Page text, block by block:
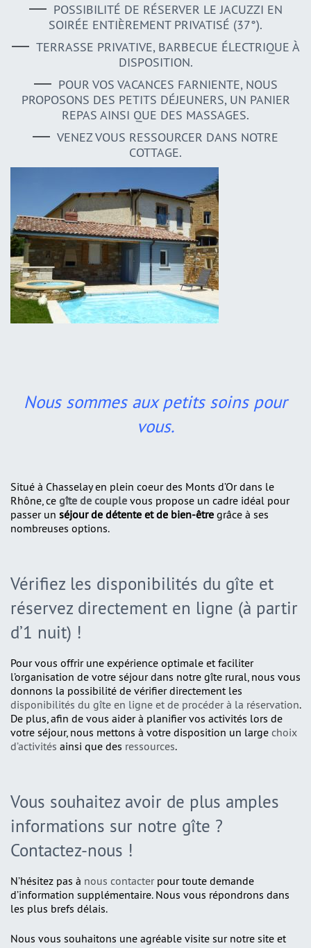
POSSIBILITÉ DE RÉSERVER LE JACUZZI EN
SOIRÉE ENTIÈREMENT PRIVATISÉ (37°).
TERRASSE PRIVATIVE, BARBECUE ÉLECTRIQUE À
DISPOSITION.
POUR VOS VACANCES FARNIENTE, NOUS
PROPOSONS DES PETITS DÉJEUNERS, UN PANIER
REPAS AINSI QUE DES MASSAGES.
VENEZ VOUS RESSOURCER DANS NOTRE
COTTAGE.
Nous sommes aux petits soins pour
vous.
Situé à Chasselay en plein coeur des Monts d’Or dans le
Rhône, ce gîte de couple vous propose un cadre idéal pour
passer un séjour de détente et de bien-être grâce à ses
nombreuses options.
Vérifiez les disponibilités du gîte et
réservez directement en ligne (à partir
d’1 nuit) !
Pour vous offrir une expérience optimale et faciliter
l’organisation de votre séjour dans notre gîte rural, nous vous
donnons la possibilité de vérifier directement les
disponibilités du gîte en ligne et de procéder à la réservation.
De plus, afin de vous aider à planifier vos activités lors de
votre séjour, nous mettons à votre disposition un large choix
d’activités ainsi que des ressources.
Vous souhaitez avoir de plus amples
informations sur notre gîte ?
Contactez-nous !
N’hésitez pas à nous contacterpour toute demande
d’information supplémentaire. Nous vous répondrons dans
les plus brefs délais.
Nous vous souhaitons une agréable visite sur notre site et